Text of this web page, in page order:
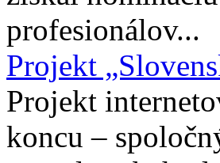
profesionálov...
Projekt
Projekt
koncu –